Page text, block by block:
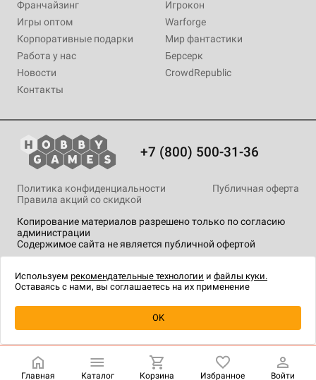
Уведомить о наличии
Франчайзинг
Игры оптом
Корпоративные подарки
Работа у нас
Новости
Контакты
Игрокон
Warforge
Мир фантастики
Берсерк
CrowdRepublic
+7 (800) 500-31-36
Копирование материалов разрешено только по согласию
администрации
Содержимое сайта не является публичной офертой
Политика конфиденциальности
Публичная оферта
Правила акций со скидкой
технологии.
Главная Каталог Корзина Избранное Войти
Используем рекомендательные технологии и файлы куки.
Оставаясь с нами, вы соглашаетесь на их применение
OK